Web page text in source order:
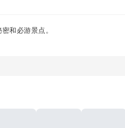
和必游景点。